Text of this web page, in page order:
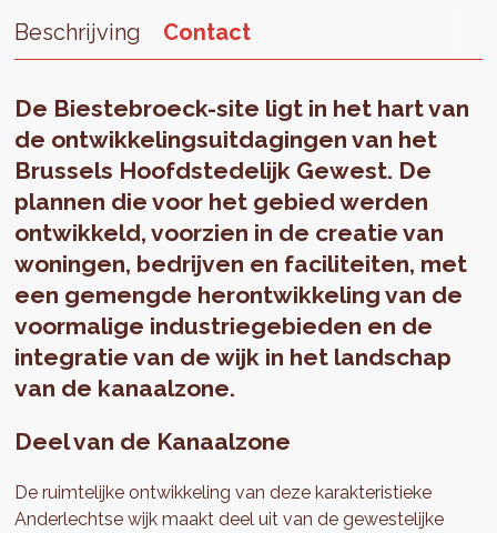
Beschrijving Contact
De Biestebroeck-site ligt in het hart van
de ontwikkelingsuitdagingen van het
Brussels Hoofdstedelijk Gewest. De
plannen die voor het gebied werden
ontwikkeld, voorzien in de creatie van
woningen, bedrijven en faciliteiten, met
een gemengde herontwikkeling van de
voormalige industriegebieden en de
integratie van de wijk in het landschap
van de kanaalzone.
Deel van de Kanaalzone
De ruimtelijke ontwikkeling van deze karakteristieke
Anderlechtse wijk maakt deel uit van de gewestelijke